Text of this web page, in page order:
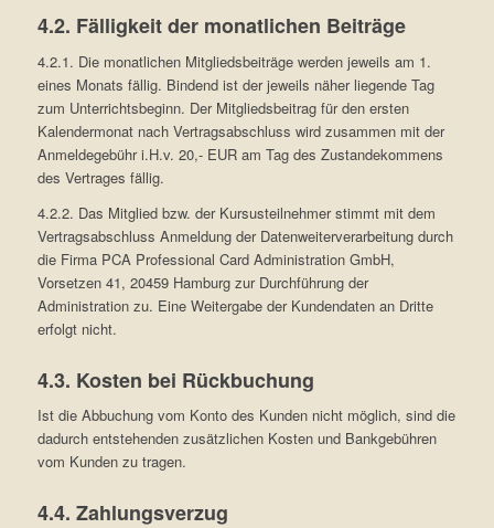
4.2. Fälligkeit der monatlichen Beiträge
4.2.1. Die monatlichen Mitgliedsbeiträge werden jeweils am 1.
eines Monats fällig. Bindend ist der jeweils näher liegende Tag
zum Unterrichtsbeginn. Der Mitgliedsbeitrag für den ersten
Kalendermonat nach Vertragsabschluss wird zusammen mit der
Anmeldegebühr i.H.v. 20,- EUR am Tag des Zustandekommens
des Vertrages fällig.
4.2.2. Das Mitglied bzw. der Kursusteilnehmer stimmt mit dem
Vertragsabschluss Anmeldung der Datenweiterverarbeitung durch
die Firma PCA Professional Card Administration GmbH,
Vorsetzen 41, 20459 Hamburg zur Durchführung der
Administration zu. Eine Weitergabe der Kundendaten an Dritte
erfolgt nicht.
4.3. Kosten bei Rückbuchung
Ist die Abbuchung vom Konto des Kunden nicht möglich, sind die
dadurch entstehenden zusätzlichen Kosten und Bankgebühren
vom Kunden zu tragen.
4.4. Zahlungsverzug